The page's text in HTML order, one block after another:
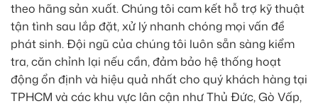
theo hãng sản xuất. Chúng tôi cam kết hỗ trợ kỹ thuật
tận tình sau lắp đặt, xử lý nhanh chóng mọi vấn đề
phát sinh. Đội ngũ của chúng tôi luôn sẵn sàng kiểm
tra, căn chỉnh lại nếu cần, đảm bảo hệ thống hoạt
động ổn định và hiệu quả nhất cho quý khách hàng tại
TPHCM và các khu vực lân cận như Thủ Đức, Gò Vấp,